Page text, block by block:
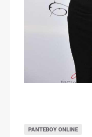
ΡΑΝΤΕΒΟΎ ONLINE